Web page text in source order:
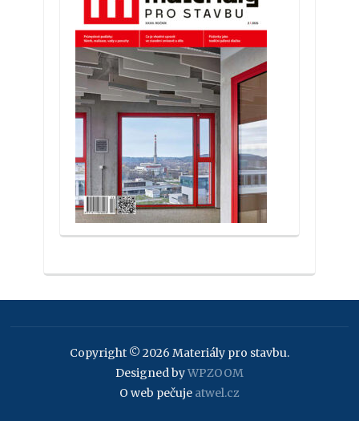
Copyright © 2026 Materiály pro stavbu.
Designed byWPZOOM
O web pečuje atwel.cz